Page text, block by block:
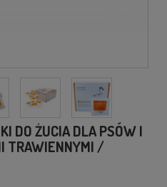
DO ŻUCIA DLA PSÓW I
TRAWIENNYMI /